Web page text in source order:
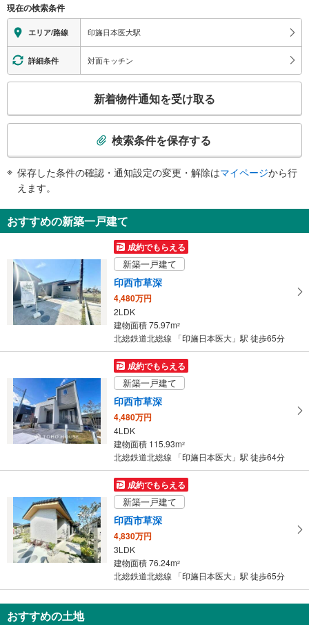
地上⇔改札⇔ホーム：○
エレベータ
・ホーム⇔改札
エスカレータ
・ホーム⇔改札
・改札内
・ＡＥＤ
現在の検索条件
エリア/路線 印旛日本医大駅
詳細条件 対面キッチン
検
知
を
け
取
る
・
条
イ
ペ
ー
ジ
に
存
る
新着物件通知を受け取る
検索条件を保存する
保存した条件の確認・通知設定の変更・解除はマイページから行
えます。
おすすめの新築一戸建て
成約でもらえる
新築一戸建て
印西市草深
4,480万円
2LDK
建物面積 75.97m2
北総鉄道北総線 「印旛日本医大」駅 徒歩65分
成約でもらえる
新築一戸建て
印西市草深
4,480万円
4LDK
建物面積 115.93m2
北総鉄道北総線 「印旛日本医大」駅 徒歩64分
成約でもらえる
新築一戸建て
印西市草深
4,830万円
3LDK
建物面積 76.24m2
北総鉄道北総線 「印旛日本医大」駅 徒歩65分
おすすめの土地